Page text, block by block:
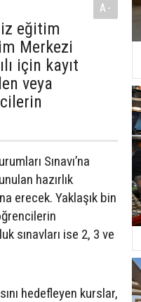
eğitim
Merkezi
için kayıt
veya
A-
Sınavı’na
hazırlık
erecek. Yaklaşık bin
sınavları ise 2, 3 ve
hedefleyen kurslar,